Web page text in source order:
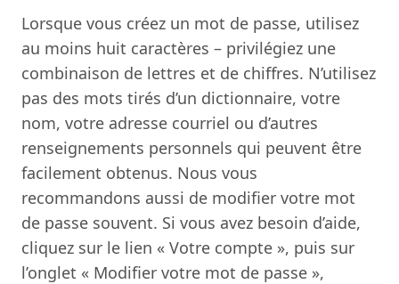
Lorsque vous créez un mot de passe, utilisez
au moins huit caractères – privilégiez une
combinaison de lettres et de chiffres. N’utilisez
pas des mots tirés d’un dictionnaire, votre
nom, votre adresse courriel ou d’autres
renseignements personnels qui peuvent être
facilement obtenus. Nous vous
recommandons aussi de modifier votre mot
de passe souvent. Si vous avez besoin d’aide,
cliquez sur le lien « Votre compte », puis sur
l’onglet « Modifier votre mot de passe »,